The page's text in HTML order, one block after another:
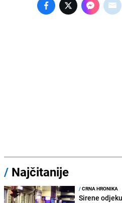
/ Najčitanije
/CRNA HRONIKA
Sirene